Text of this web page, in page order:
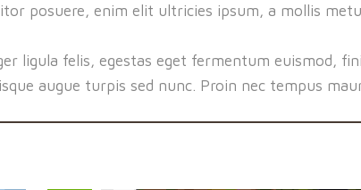
posuere, enim elit ultricies ipsum, a mollis
ligula felis, egestas eget fermentum euismod,
augue turpis sed nunc. Proin nec tempus